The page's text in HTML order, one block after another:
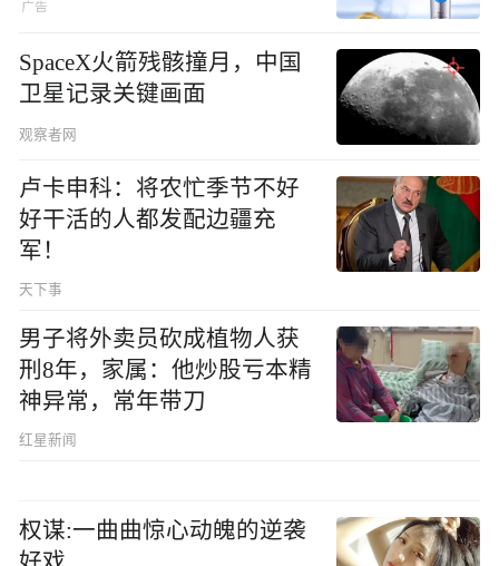
SpaceX火箭残骸撞月，中国
卫星记录关键画面
观察者网
卢卡申科：将农忙季节不好
好干活的人都发配边疆充
军！
天下事
男子将外卖员砍成植物人获
刑8年，家属：他炒股亏本精
神异常，常年带刀
红星新闻
权谋:一曲曲惊心动魄的逆袭